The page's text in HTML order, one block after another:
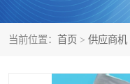
当前位置： 首页 > 供应商机
草酸
聚合氯化铝
焦亚硫酸钠